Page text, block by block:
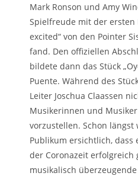
Mark Ronson und Amy
Spielfreude mit der ersten
excited“ von den Pointer
fand. Den offiziellen
bildete dann das Stück
Puente. Während des
Leiter Joschua Claassen
Musikerinnen und
vorzustellen. Schon längst
Publikum ersichtlich, dass
der Coronazeit erfolgreich
musikalisch